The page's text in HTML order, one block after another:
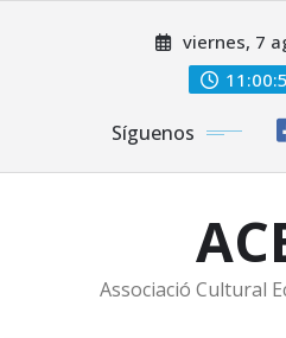
viernes, 7
Síguenos
Associació Cultural